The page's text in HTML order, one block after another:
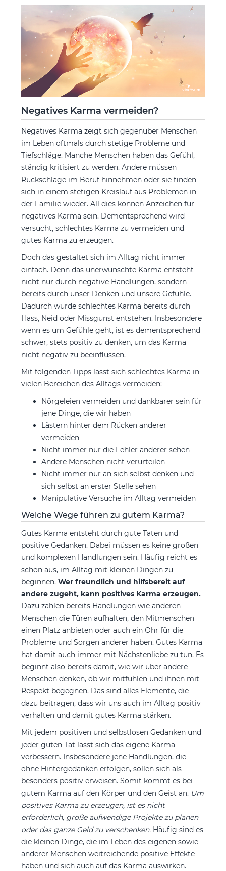
Negatives Karma vermeiden?
Negatives Karma zeigt sich gegenüber Menschen
im Leben oftmals durch stetige Probleme und
Tiefschläge. Manche Menschen haben das Gefühl,
ständig kritisiert zu werden. Andere müssen
Rückschläge im Beruf hinnehmen oder sie finden
sich in einem stetigen Kreislauf aus Problemen in
der Familie wieder. All dies können Anzeichen für
negatives Karma sein. Dementsprechend wird
versucht, schlechtes Karma zu vermeiden und
gutes Karma zu erzeugen.
Doch das gestaltet sich im Alltag nicht immer
einfach. Denn das unerwünschte Karma entsteht
nicht nur durch negative Handlungen, sondern
bereits durch unser Denken und unsere Gefühle.
Dadurch würde schlechtes Karma bereits durch
Hass, Neid oder Missgunst entstehen. Insbesondere
wenn es um Gefühle geht, ist es dementsprechend
schwer, stets positiv zu denken, um das Karma
nicht negativ zu beeinflussen.
Mit folgenden Tipps lässt sich schlechtes Karma in
vielen Bereichen des Alltags vermeiden:
Nörgeleien vermeiden und dankbarer sein für
jene Dinge, die wir haben
Lästern hinter dem Rücken anderer
vermeiden
Nicht immer nur die Fehler anderer sehen
Andere Menschen nicht verurteilen
Nicht immer nur an sich selbst denken und
sich selbst an erster Stelle sehen
Manipulative Versuche im Alltag vermeiden
Welche Wege führen zu gutem Karma?
Gutes Karma entsteht durch gute Taten und
positive Gedanken. Dabei müssen es keine großen
und komplexen Handlungen sein. Häufig reicht es
schon aus, im Alltag mit kleinen Dingen zu
beginnen. Wer freundlich und hilfsbereit auf
andere zugeht, kann positives Karma erzeugen.
Dazu zählen bereits Handlungen wie anderen
Menschen die Türen aufhalten, den Mitmenschen
einen Platz anbieten oder auch ein Ohr für die
Probleme und Sorgen anderer haben. Gutes Karma
hat damit auch immer mit Nächstenliebe zu tun. Es
beginnt also bereits damit, wie wir über andere
Menschen denken, ob wir mitfühlen und ihnen mit
Respekt begegnen. Das sind alles Elemente, die
dazu beitragen, dass wir uns auch im Alltag positiv
verhalten und damit gutes Karma stärken.
Mit jedem positiven und selbstlosen Gedanken und
jeder guten Tat lässt sich das eigene Karma
verbessern. Insbesondere jene Handlungen, die
ohne Hintergedanken erfolgen, sollen sich als
besonders positiv erweisen. Somit kommt es bei
gutem Karma auf den Körper und den Geist an. Um
positives Karma zu erzeugen, ist es nicht
erforderlich, große aufwendige Projekte zu planen
oder das ganze Geld zu verschenken. Häufig sind es
die kleinen Dinge, die im Leben des eigenen sowie
anderer Menschen weitreichende positive Effekte
haben und sich auch auf das Karma auswirken.